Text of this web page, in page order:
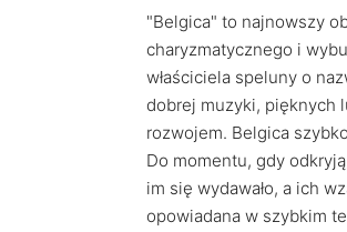
"Belgica" to najnowszy
charyzmatycznego i
właściciela speluny o
dobrej muzyki, pięknych
rozwojem. Belgica
Do momentu, gdy
im się wydawało, a ich
opowiadana w szybkim